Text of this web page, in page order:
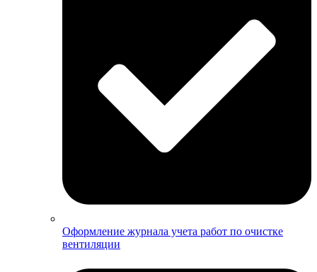
Оформление журнала учета работ по очистке
вентиляции